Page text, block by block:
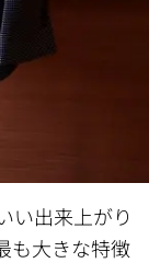
い出来上がり
も大きな特徴